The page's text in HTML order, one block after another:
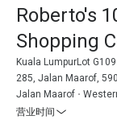
Roberto's
Shopping
Kuala LumpurLot
285, Jalan Maarof,
Jalan Maarof
营业时间